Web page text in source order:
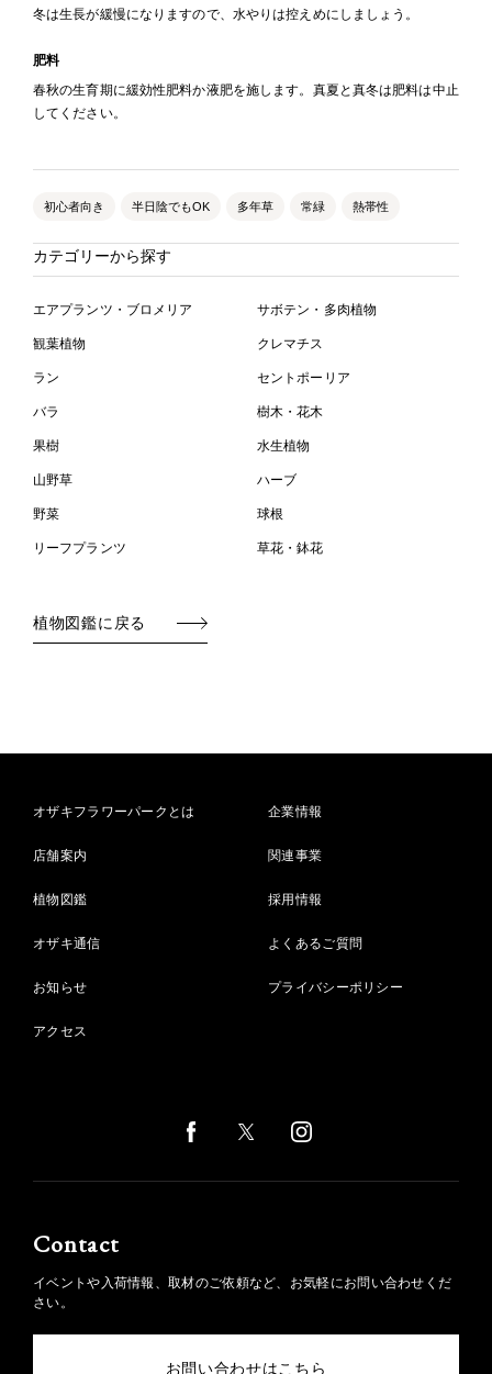
冬は生長が緩慢になりますので、水やりは控えめにしましょう。
肥料
春秋の生育期に緩効性肥料か液肥を施します。真夏と真冬は肥料は中止
してください。
初心者向き 半日陰でもOK 多年草 常緑 熱帯性
カテゴリーから探す
エアプランツ・ブロメリア サボテン・多肉植物
観葉植物 クレマチス
ラン セントポーリア
バラ 樹木・花木
果樹 水生植物
山野草 ハーブ
野菜 球根
リーフプランツ 草花・鉢花
植物図鑑に戻る
オザキフラワーパークとは
店舗案内
植物図鑑
オザキ通信
お知らせ
アクセス
企業情報
関連事業
採用情報
よくあるご質問
プライバシーポリシー
Contact
イベントや入荷情報、取材のご依頼など、お気軽にお問い合わせくだ
さい。
お問い合わせはこちら